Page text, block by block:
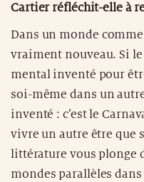
Cartier réfléchit-elle à
Dans un monde
vraiment nouveau. Si le
mental inventé pour
soi-même dans un
inventé : c’est le
vivre un autre être que
littérature vous plonge
mondes parallèles